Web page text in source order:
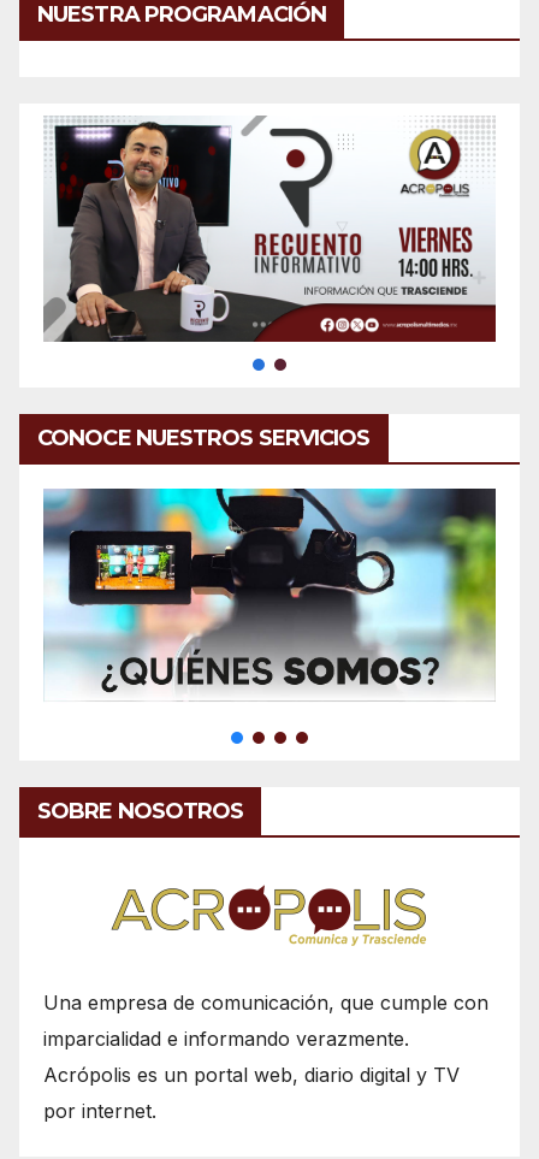
NUESTRA PROGRAMACIÓN
CONOCE NUESTROS SERVICIOS
SOBRE NOSOTROS
Una empresa de comunicación, que cumple con
imparcialidad e informando verazmente.
Acrópolis es un portal web, diario digital y TV
por internet.